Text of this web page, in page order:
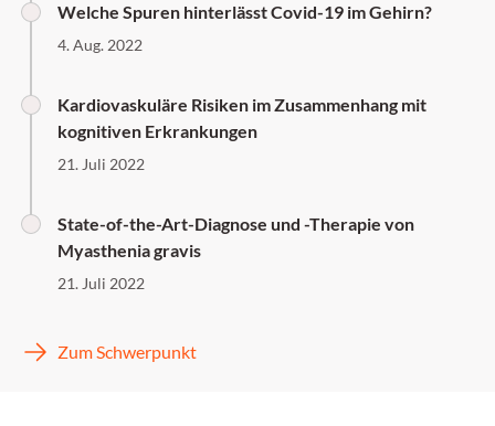
Welche Spuren hinterlässt Covid-19 im Gehirn?
4. Aug. 2022
Kardiovaskuläre Risiken im Zusammenhang mit
kognitiven Erkrankungen
21. Juli 2022
State-of-the-Art-Diagnose und -Therapie von
Myasthenia gravis
21. Juli 2022
Zum Schwerpunkt